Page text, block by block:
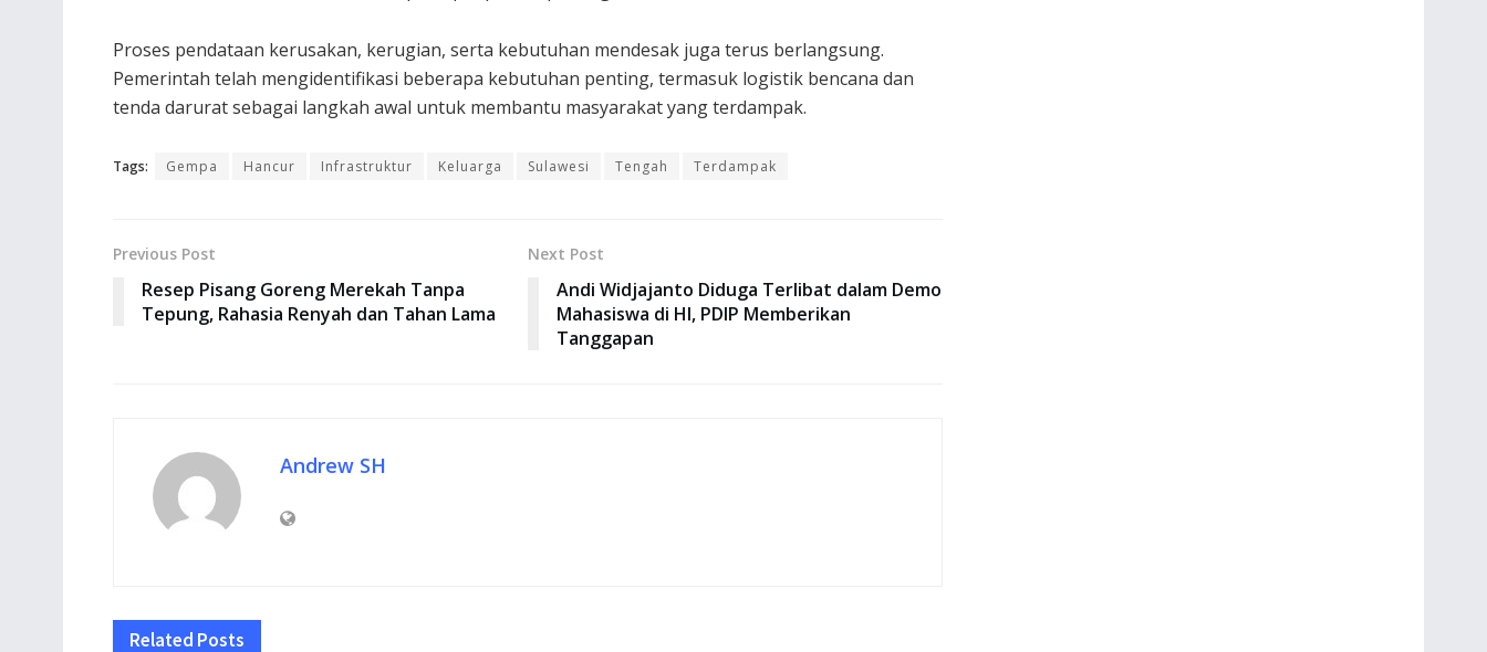
Proses pendataan kerusakan, kerugian, serta kebutuhan mendesak juga terus berlangsung.
Pemerintah telah mengidentifikasi beberapa kebutuhan penting, termasuk logistik bencana dan
tenda darurat sebagai langkah awal untuk membantu masyarakat yang terdampak.
Tags: Gempa Hancur Infrastruktur Keluarga Sulawesi Tengah Terdampak
Previous Post
Resep Pisang Goreng Merekah Tanpa
Tepung, Rahasia Renyah dan Tahan Lama
Next Post
Andi Widjajanto Diduga Terlibat dalam Demo
Mahasiswa di HI, PDIP Memberikan
Tanggapan
Andrew SH
Related Posts